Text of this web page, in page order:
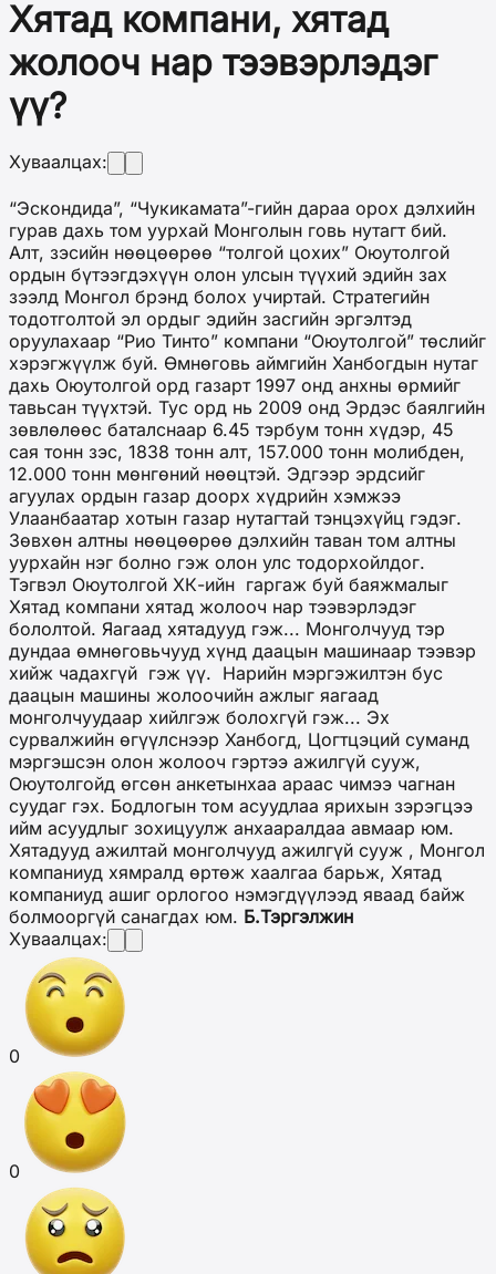
Хятад компани, хятад
жолооч нар тээвэрлэдэг
үү?
Хуваалцах:
“Эскондида”, “Чукикамата”-гийн дараа орох дэлхийн
гурав дахь том уурхай Монголын говь нутагт бий.
Алт, зэсийн нөөцөөрөө “толгой цохих” Оюутолгой
ордын бүтээгдэхүүн олон улсын түүхий эдийн зах
зээлд Монгол брэнд болох учиртай. Стратегийн
тодотголтой эл ордыг эдийн засгийн эргэлтэд
оруулахаар “Рио Тинто” компани “Оюутолгой” төслийг
хэрэгжүүлж буй. Өмнөговь аймгийн Ханбогдын нутаг
дахь Оюутолгой орд газарт 1997 онд анхны өрмийг
тавьсан түүхтэй. Тус орд нь 2009 онд Эрдэс баялгийн
зөвлөлөөс баталснаар 6.45 тэрбум тонн хүдэр, 45
сая тонн зэс, 1838 тонн алт, 157.000 тонн молибден,
12.000 тонн мөнгөний нөөцтэй. Эдгээр эрдсийг
агуулах ордын газар доорх хүдрийн хэмжээ
Улаанбаатар хотын газар нутагтай тэнцэхүйц гэдэг.
Зөвхөн алтны нөөцөөрөө дэлхийн таван том алтны
уурхайн нэг болно гэж олон улс тодорхойлдог.
Тэгвэл Оюутолгой ХК-ийн гаргаж буй баяжмалыг
Хятад компани хятад жолооч нар тээвэрлэдэг
бололтой. Яагаад хятадууд гэж... Монголчууд тэр
дундаа өмнөговьчууд хүнд даацын машинаар тээвэр
хийж чадахгүй гэж үү. Нарийн мэргэжилтэн бус
даацын машины жолоочийн ажлыг яагаад
монголчуудаар хийлгэж болохгүй гэж... Эх
сурвалжийн өгүүлснээр Ханбогд, Цогтцэций суманд
мэргэшсэн олон жолооч гэртээ ажилгүй сууж,
Оюутолгойд өгсөн анкетынхаа араас чимээ чагнан
суудаг гэх. Бодлогын том асуудлаа ярихын зэрэгцээ
ийм асуудлыг зохицуулж анхааралдаа авмаар юм.
Хятадууд ажилтай монголчууд ажилгүй сууж , Монгол
компаниуд хямралд өртөж хаалгаа барьж, Хятад
компаниуд ашиг орлогоо нэмэгдүүлээд яваад байж
болмооргүй санагдах юм. Б.Тэргэлжин
Хуваалцах:
0
0